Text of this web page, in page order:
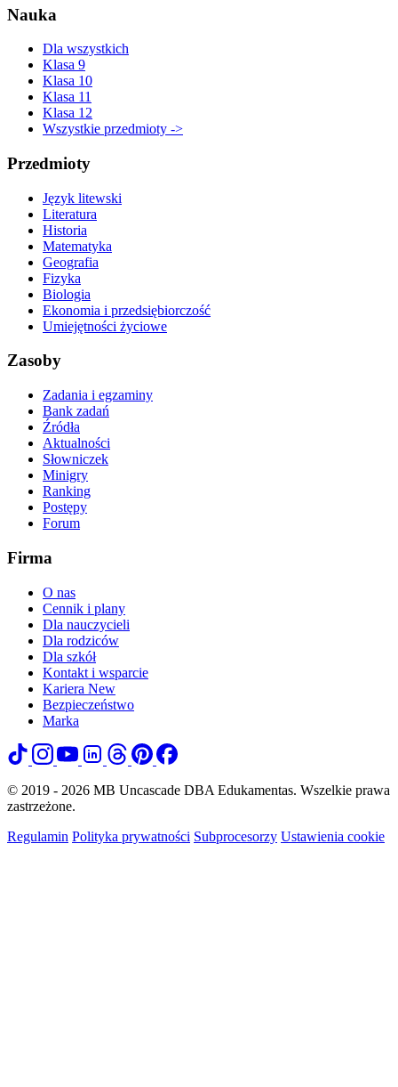
Nauka
Dla wszystkich
Klasa 9
Klasa 10
Klasa 11
Klasa 12
Wszystkie przedmioty ->
Przedmioty
Język litewski
Literatura
Historia
Matematyka
Geografia
Fizyka
Biologia
Ekonomia i przedsiębiorczość
Umiejętności życiowe
Zasoby
Zadania i egzaminy
Bank zadań
Źródła
Aktualności
Słowniczek
Minigry
Ranking
Postępy
Forum
Firma
O nas
Cennik i plany
Dla nauczycieli
Dla rodziców
Dla szkół
Kontakt i wsparcie
Kariera New
Bezpieczeństwo
Marka
© 2019 - 2026 MB Uncascade DBA Edukamentas. Wszelkie prawa
zastrzeżone.
Regulamin Polityka prywatności Subprocesorzy Ustawienia cookie